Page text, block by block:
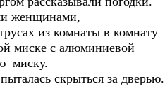
женщинами,
из комнаты в комнату
миске с алюминиевой
миску.
скрыться за дверью.